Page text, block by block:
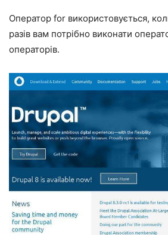
Оператор for використовується,
разів вам потрібно виконати
операторів.